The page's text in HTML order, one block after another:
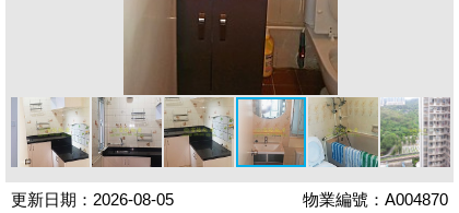
更新日期：2026-08-05 物業編號：A004870